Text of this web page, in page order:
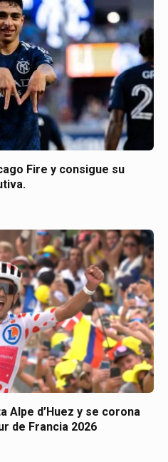
Fire y consigue su
Alpe d’Huez y se corona
de Francia 2026